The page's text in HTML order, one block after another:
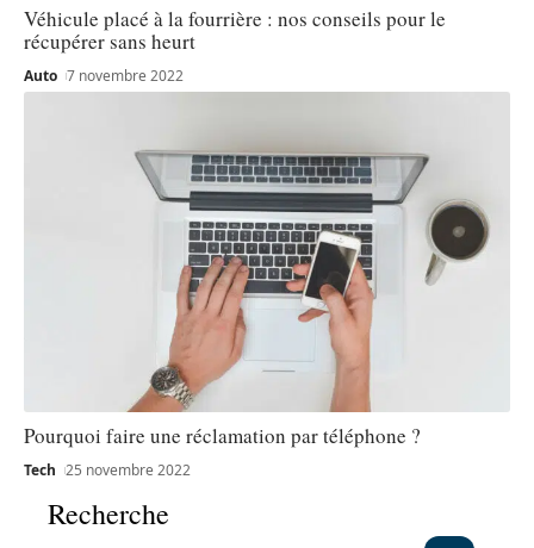
Véhicule placé à la fourrière : nos conseils pour le
récupérer sans heurt
Auto 7 novembre 2022
Pourquoi faire une réclamation par téléphone ?
Tech 25 novembre 2022
Recherche